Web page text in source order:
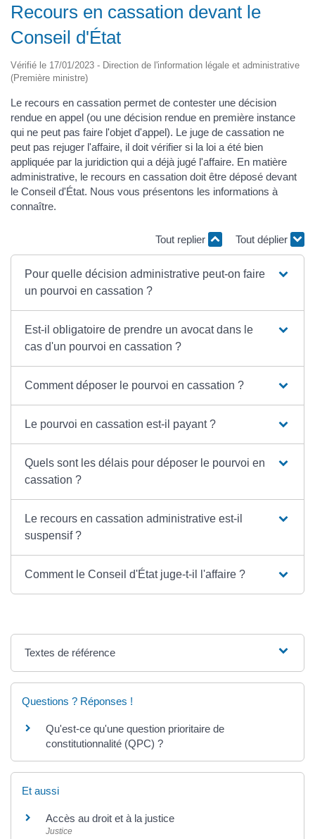
Recours en cassation devant le
Conseil d'État
Vérifié le 17/01/2023 - Direction de l'information légale et administrative
(Première ministre)
Le recours en cassation permet de contester une décision
rendue en appel (ou une décision rendue en première instance
qui ne peut pas faire l'objet d'appel). Le juge de cassation ne
peut pas rejuger l'affaire, il doit vérifier si la loi a été bien
appliquée par la juridiction qui a déjà jugé l'affaire. En matière
administrative, le recours en cassation doit être déposé devant
le Conseil d'État. Nous vous présentons les informations à
connaître.
Tout replier Tout déplier
Pour quelle décision administrative peut-on faire
un pourvoi en cassation ?
Est-il obligatoire de prendre un avocat dans le
cas d'un pourvoi en cassation ?
Comment déposer le pourvoi en cassation ?
Le pourvoi en cassation est-il payant ?
Quels sont les délais pour déposer le pourvoi en
cassation ?
Le recours en cassation administrative est-il
suspensif ?
Comment le Conseil d'État juge-t-il l'affaire ?
Textes de référence
Questions ? Réponses !
Qu'est-ce qu'une question prioritaire de
constitutionnalité (QPC) ?
Et aussi
Accès au droit et à la justice
Justice